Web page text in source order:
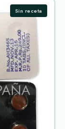
Sin receta